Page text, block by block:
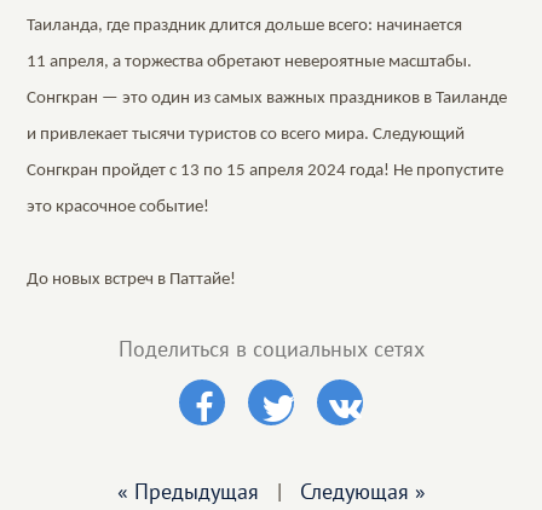
Таиланда, где праздник длится дольше всего: начинается
11 апреля, а торжества обретают невероятные масштабы.
Сонгкран — это один из самых важных праздников в Таиланде
и привлекает тысячи туристов со всего мира. Следующий
Сонгкран пройдет с 13 по 15 апреля 2024 года! Не пропустите
это красочное событие!
До новых встреч в Паттайе!
Поделиться в социальных сетях
« Предыдущая | Следующая »